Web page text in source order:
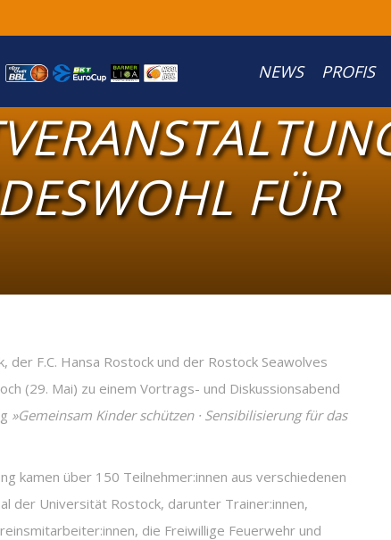
NEWS PROFIS
FÜR
der F.C. Hansa Rostock und der Rostock Seawolves
(29. Mai) zu einem Vortrags- und Diskussionsabend
»Gemeinsam Kinder schützen · Sensibilisierung für das
kamen über 150 Teilnehmer:innen aus verschiedenen
der Universität Rostock, darunter Trainer:innen,
die Freiwillige Feuerwehr und